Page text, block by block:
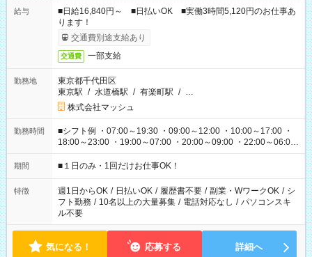
給与
■日給16,840円～ ■日払いOK ■実働3時間5,120円のお仕事あ
ります！
交通費別途支給あり
交通費 一部支給
勤務地
東京都千代田区
東京駅 / 水道橋駅 / 有楽町駅 / …
株式会社マッシュ
勤務時間
■シフト例 ・07:00～19:30 ・09:00～12:00 ・10:00～17:00 ・
18:00～23:00 ・19:00～07:00 ・20:00～09:00 ・22:00～06:00
etc ★最短で3時間で5,120円のお仕事から 15時間で2万円近く稼
げるお仕事も！ ご希望のお時間に合わせてご紹介！ ※シフトは
ください！
期間 ■１日のみ・1回だけお仕事OK！
特徴 週1日からOK / 日払いOK / 履歴書不要 / 副業・WワークOK / シ
フト勤務 / 10名以上の大量募集 / 電話対応なし / パソコンスキ
ル不要
気になる！ 応募する 詳細へ